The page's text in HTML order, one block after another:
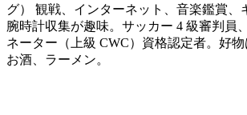
グ） 観戦、インターネット、音楽鑑賞、
腕時計収集が趣味。サッカー 4 級審判員
ネーター（上級 CWC）資格認定者。好物
お酒、ラーメン。